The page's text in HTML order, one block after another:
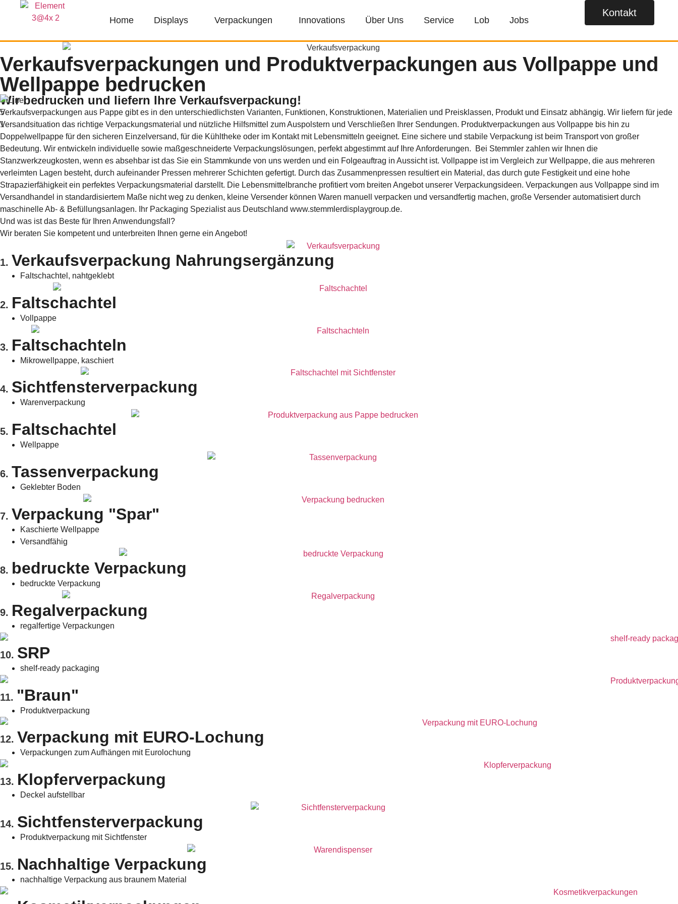
Home Displays Verpackungen Innovations Über Uns Service Lob Jobs
Kontakt
Verkaufsverpackungen und Produktverpackungen aus Vollpappe und
Wellpappe bedrucken
Wir bedrucken und liefern Ihre Verkaufsverpackung!
Verkaufsverpackungen aus Pappe gibt es in den unterschiedlichsten Varianten, Funktionen, Konstruktionen, Materialien und Preisklassen, Produkt und Einsatz abhängig. Wir liefern für jede
Versandsituation das richtige Verpackungsmaterial und nützliche Hilfsmittel zum Auspolstern und Verschließen Ihrer Sendungen. Produktverpackungen aus Vollpappe bis hin zu
Doppelwellpappe für den sicheren Einzelversand, für die Kühltheke oder im Kontakt mit Lebensmitteln geeignet. Eine sichere und stabile Verpackung ist beim Transport von großer
Bedeutung. Wir entwickeln individuelle sowie maßgeschneiderte Verpackungslösungen, perfekt abgestimmt auf Ihre Anforderungen. Bei Stemmler zahlen wir Ihnen die
Stanzwerkzeugkosten, wenn es absehbar ist das Sie ein Stammkunde von uns werden und ein Folgeauftrag in Aussicht ist. Vollpappe ist im Vergleich zur Wellpappe, die aus mehreren
verleimten Lagen besteht, durch aufeinander Pressen mehrerer Schichten gefertigt. Durch das Zusammenpressen resultiert ein Material, das durch gute Festigkeit und eine hohe
Strapazierfähigkeit ein perfektes Verpackungsmaterial darstellt. Die Lebensmittelbranche profitiert vom breiten Angebot unserer Verpackungsideen. Verpackungen aus Vollpappe sind im
Versandhandel in standardisiertem Maße nicht weg zu denken, kleine Versender können Waren manuell verpacken und versandfertig machen, große Versender automatisiert durch
maschinelle Ab- & Befüllungsanlagen. Ihr Packaging Spezialist aus Deutschland www.stemmlerdisplaygroup.de.
Und was ist das Beste für Ihren Anwendungsfall?
Wir beraten Sie kompetent und unterbreiten Ihnen gerne ein Angebot!
1. Verkaufsverpackung Nahrungsergänzung
Faltschachtel, nahtgeklebt
2. Faltschachtel
Vollpappe
3. Faltschachteln
Mikrowellpappe, kaschiert
4. Sichtfensterverpackung
Warenverpackung
5. Faltschachtel
Wellpappe
6. Tassenverpackung
Geklebter Boden
7. Verpackung "Spar"
Kaschierte Wellpappe
Versandfähig
8. bedruckte Verpackung
bedruckte Verpackung
9. Regalverpackung
regalfertige Verpackungen
10. SRP
shelf-ready packaging
11. "Braun"
Produktverpackung
12. Verpackung mit EURO-Lochung
Verpackungen zum Aufhängen mit Eurolochung
13. Klopferverpackung
Deckel aufstellbar
14. Sichtfensterverpackung
Produktverpackung mit Sichtfenster
15. Nachhaltige Verpackung
nachhaltige Verpackung aus braunem Material